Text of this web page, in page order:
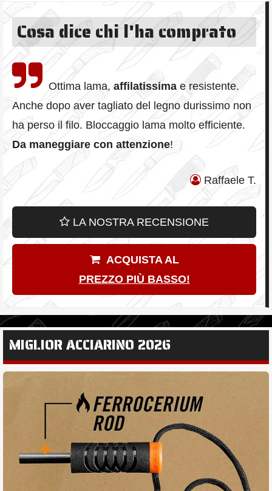
Cosa dice chi l'ha comprato
Ottima lama, affilatissima e resistente.
Anche dopo aver tagliato del legno durissimo non
ha perso il filo. Bloccaggio lama molto efficiente.
Da maneggiare con attenzione!
Raffaele T.
LA NOSTRA RECENSIONE
ACQUISTA AL
PREZZO PIÙ BASSO!
MIGLIOR ACCIARINO 2026